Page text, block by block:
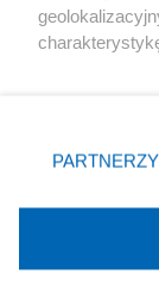
zmienić/
znajdujący
rodzaje
użytkownika,
PARTNERZY